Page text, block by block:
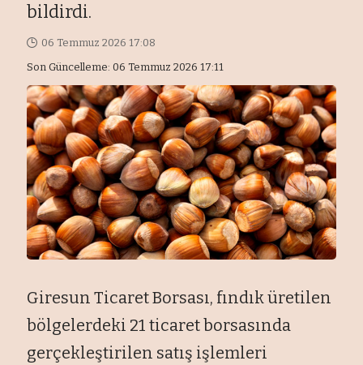
bildirdi.
Son Güncelleme: 06 Temmuz 2026 17:11
06 Temmuz 2026 17:08
Giresun Ticaret Borsası, fındık üretilen
bölgelerdeki 21 ticaret borsasında
gerçekleştirilen satış işlemleri